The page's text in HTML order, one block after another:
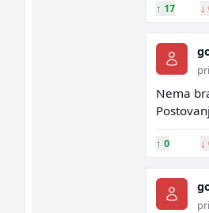
↑ 17 ↓
Nema
↑ 0 ↓